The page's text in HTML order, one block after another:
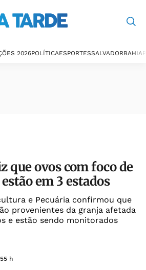
2026POLÍTICAESPORTESSALVADORBAHIA
que ovos com foco de
em 3 estados
e Pecuária confirmou que
provenientes da granja afetada
e estão sendo monitorados
h